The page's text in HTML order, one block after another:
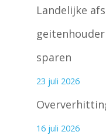
Landelijke
sparen
23 juli 2026
16 juli 2026